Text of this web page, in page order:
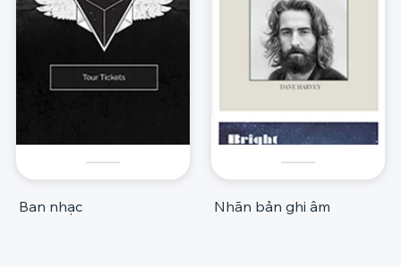
Ban nhạc Nhãn bản ghi âm